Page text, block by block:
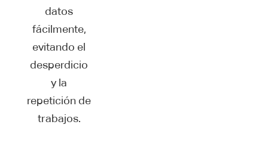
datos
fácilmente,
evitando el
desperdicio
y la
repetición de
trabajos.